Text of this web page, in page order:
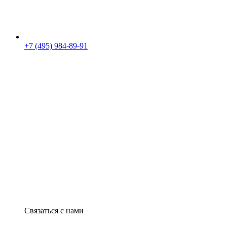
+7 (495) 984-89-91
Связаться с нами